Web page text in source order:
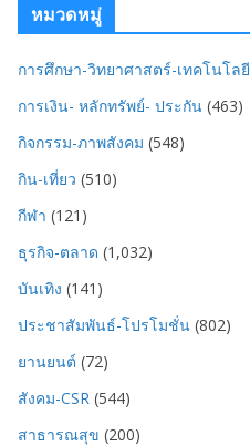
หมวดหมู่
การศึกษา-วิทยาศาสตร์-เทคโนโลยี
การเงิน- หลักทรัพย์- ประกัน (463)
กิจกรรม-ภาพสังคม (548)
กิน-เที่ยว (510)
กีฬา (121)
ธุรกิจ-ตลาด (1,032)
บันเทิง (141)
ประชาสัมพันธ์-โปรโมชั่น (802)
ยานยนต์ (72)
สังคม-CSR (544)
สาธารณสุข (200)